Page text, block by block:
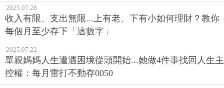
2025.07.28
收入有限、支出無限...上有老、下有小如何理財？教你
每個月至少存下「這數字」
2025.07.22
單親媽媽人生遭遇困境從頭開始...她做4件事找回人生主
控權：每月雷打不動存0050